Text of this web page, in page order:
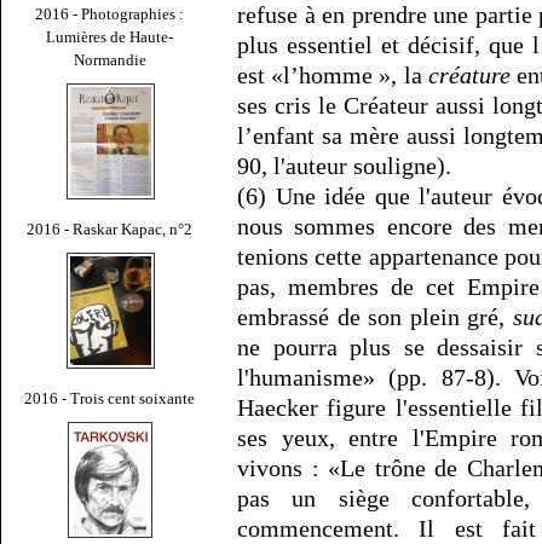
2016 - Photographies :
Lumières de Haute-
Normandie
2016 - Raskar Kapac, n°2
2016 - Trois cent soixante
refuse à en prendre une
plus essentiel et décisif, que
est «l’homme », la créature
ses cris le Créateur aussi
l’enfant sa mère aussi
90, l'auteur souligne).
(6) Une idée que l'auteur
nous sommes encore des
tenions cette appartenance
pas, membres de cet
embrassé de son plein gré,
ne pourra plus se dessaisir
l'humanisme» (pp. 87-8).
Haecker figure l'essentielle
ses yeux, entre l'Empire
vivons : «Le trône de
pas un siège
commencement. Il est